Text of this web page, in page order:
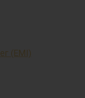
(EMI)